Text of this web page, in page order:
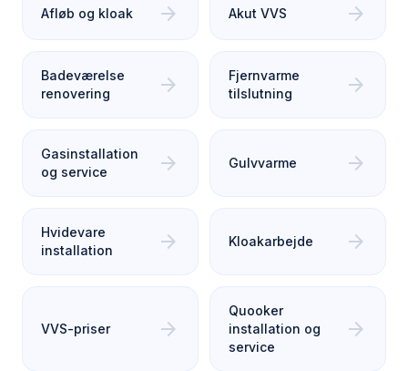
Afløb og kloak arrow_forward Akut VVS arrow_forward
Badeværelse
renovering
arrow_forward
Fjernvarme
tilslutning
arrow_forward
Gasinstallation
og service
arrow_forward Gulvvarme arrow_forward
Hvidevare
installation
arrow_forward Kloakarbejde arrow_forward
VVS-priser arrow_forward
Quooker
installation og
service
arrow_forward